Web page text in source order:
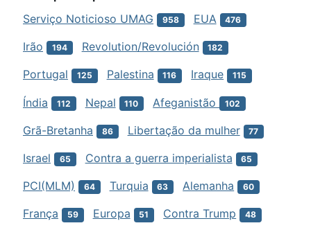
Serviço Noticioso UMAG
958 EUA 476
Irão 194 Revolution/Revolución 182
Portugal 125 Palestina 116 Iraque 115
Índia 112 Nepal 110 Afeganistão 102
Grã-Bretanha 86 Libertação da mulher 77
Israel 65 Contra a guerra imperialista 65
PCI(MLM) 64 Turquia 63 Alemanha 60
França 59 Europa 51 Contra Trump 48